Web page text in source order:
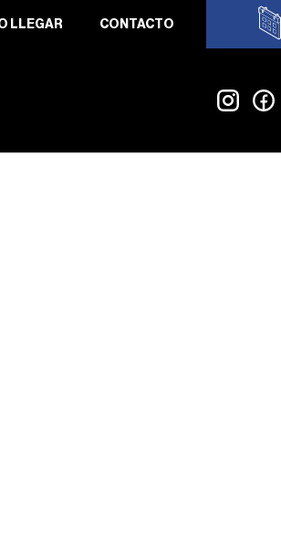
LLEGAR CONTACTO